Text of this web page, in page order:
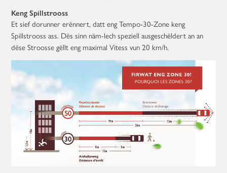
Keng Spillstrooss
Et sief dorunner erënnert, datt eng Tempo-30-Zone keng
Spillstrooss ass. Dës sinn näm-lech speziell ausgeschëldert an an
dëse Stroosse gëllt eng maximal Vitess vun 20 km/h.